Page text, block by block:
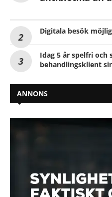
Digitala besök
Idag 5 år spelfri och
behandlingsklient
ANNONS